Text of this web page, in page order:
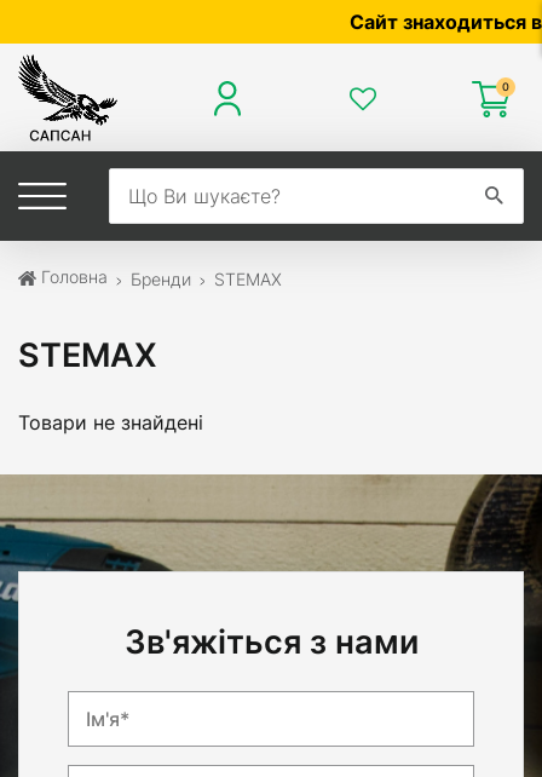
Сайт знаходиться в
0
Головна Бренди STEMAX
STEMAX
Товари не знайдені
Зв'яжіться з нами
Ім'я*